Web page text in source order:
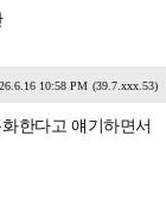
10:58 PM (39.7.xxx.53)
한다고 얘기하면서